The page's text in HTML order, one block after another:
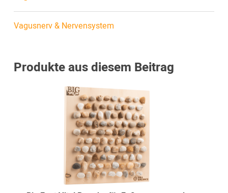
Vagusnerv & Nervensystem
Produkte aus diesem Beitrag